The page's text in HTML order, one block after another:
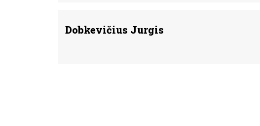
Dobkevičius Jurgis